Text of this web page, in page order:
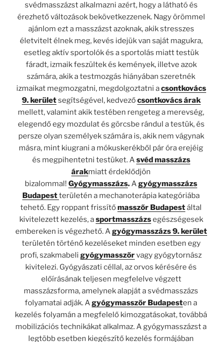
svédmasszázst alkalmazni azért, hogy a látható és
érezhető változások bekövetkezzenek. Nagy örömmel
ajánlom ezt a masszázst azoknak, akik stresszes
életvitelt élnek meg, kevés idejük van saját magukra,
esetleg aktív sportolók és a sportolás miatt testük
fáradt, izmaik feszültek és kemények, illetve azok
számára, akik a testmozgás hiányában szeretnék
izmaikat megmozgatni, megdolgoztatni acsontkovács
9. kerületsegítségével, kedvezőcsontkovács árak
mellett, valamint akik testében rengeteg a merevség,
elegendő egy mozdulat és görcsbe rándul a testük, és
persze olyan személyek számára is, akik nem vágynak
másra, mint kiugrani a mókuskerékből pár óra erejéig
és megpihentetni testüket. Asvéd masszázs
árakmiatt érdeklődjön
bizalommal! Gyógymasszázs.Agyógymasszázs
Budapestterületén a mechanoterápia kategóriába
tehető. Egy roppant frissítőmasszőr Budapestáltal
kivitelezett kezelés, asportmasszázsegészségesek
embereken is végezhető. Agyógymasszázs 9. kerület
területén történő kezeléseket minden esetben egy
profi, szakmabeli gyógymasszőrvagy gyógytornász
kivitelezi. Gyógyászati céllal, az orvos kérésére és
előírásának teljesen megfelelve végzett
masszázsforma, amelynek alapját a svédmasszázs
folyamatai adják. Agyógymasszőr Budapesten a
kezelés folyamán a megfelelő kimozgatásokat, továbbá
mobilizációs technikákat alkalmaz. A gyógymasszázst a
legtöbb esetben kiegészítő kezelés formájában